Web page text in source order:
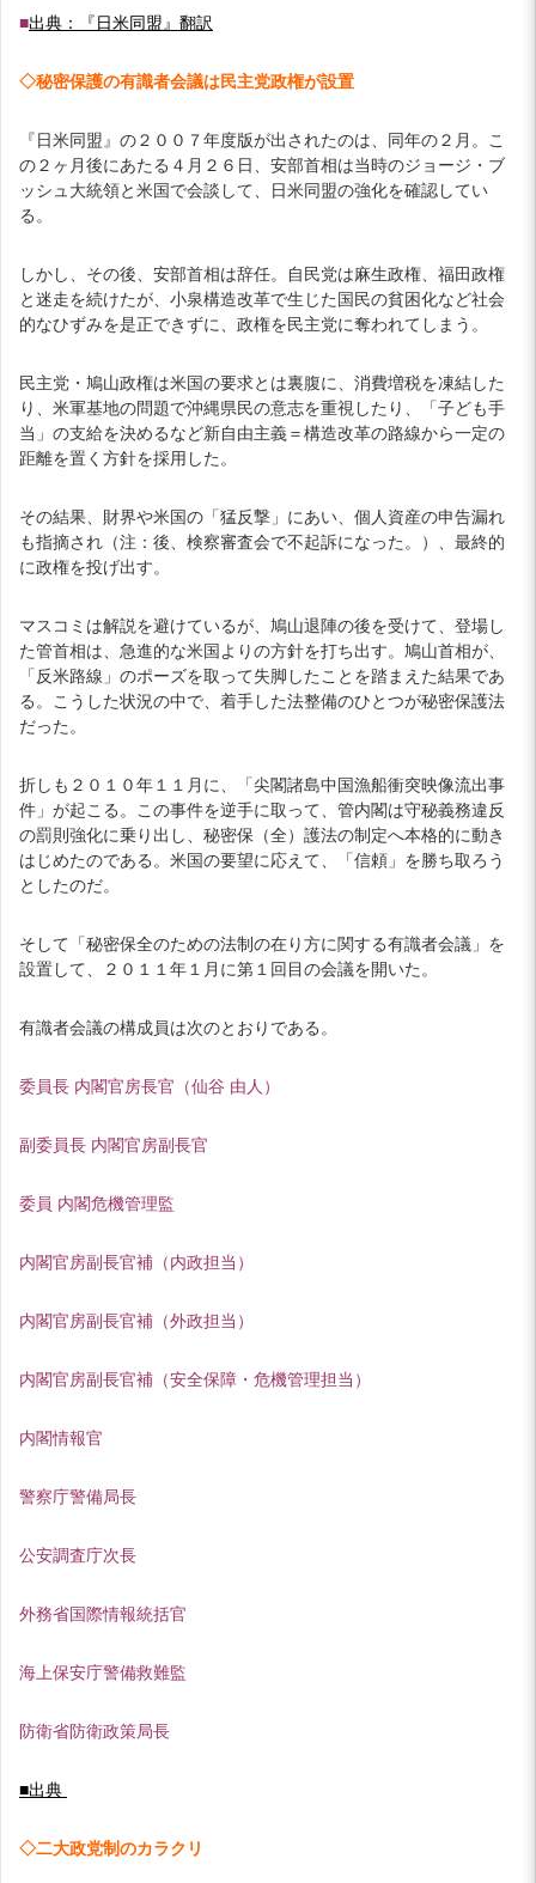
■出典：『日米同盟』翻訳
◇秘密保護の有識者会議は民主党政権が設置
『日米同盟』の２００７年度版が出されたのは、同年の２月。こ
の２ヶ月後にあたる４月２６日、安部首相は当時のジョージ・ブ
ッシュ大統領と米国で会談して、日米同盟の強化を確認してい
る。
しかし、その後、安部首相は辞任。自民党は麻生政権、福田政権
と迷走を続けたが、小泉構造改革で生じた国民の貧困化など社会
的なひずみを是正できずに、政権を民主党に奪われてしまう。
民主党・鳩山政権は米国の要求とは裏腹に、消費増税を凍結した
り、米軍基地の問題で沖縄県民の意志を重視したり、「子ども手
当」の支給を決めるなど新自由主義＝構造改革の路線から一定の
距離を置く方針を採用した。
その結果、財界や米国の「猛反撃」にあい、個人資産の申告漏れ
も指摘され（注：後、検察審査会で不起訴になった。）、最終的
に政権を投げ出す。
マスコミは解説を避けているが、鳩山退陣の後を受けて、登場し
た管首相は、急進的な米国よりの方針を打ち出す。鳩山首相が、
「反米路線」のポーズを取って失脚したことを踏まえた結果であ
る。こうした状況の中で、着手した法整備のひとつが秘密保護法
だった。
折しも２０１０年１１月に、「尖閣諸島中国漁船衝突映像流出事
件」が起こる。この事件を逆手に取って、管内閣は守秘義務違反
の罰則強化に乗り出し、秘密保（全）護法の制定へ本格的に動き
はじめたのである。米国の要望に応えて、「信頼」を勝ち取ろう
としたのだ。
そして「秘密保全のための法制の在り方に関する有識者会議」を
設置して、２０１１年１月に第１回目の会議を開いた。
有識者会議の構成員は次のとおりである。
委員長 内閣官房長官（仙谷 由人）
副委員長 内閣官房副長官
委員 内閣危機管理監
内閣官房副長官補（内政担当）
内閣官房副長官補（外政担当）
内閣官房副長官補（安全保障・危機管理担当）
内閣情報官
警察庁警備局長
公安調査庁次長
外務省国際情報統括官
海上保安庁警備救難監
防衛省防衛政策局長
■出典
◇二大政党制のカラクリ